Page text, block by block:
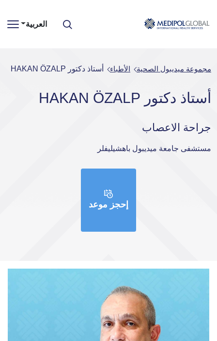
العربية
مجموعة ميديبول الصحية الأطباء أستاذ دكتور HAKAN ÖZALP
أستاذ دكتور HAKAN ÖZALP
جراحة الاعصاب
مستشفى جامعة ميديبول باهشيليفلر
إحجز موعد